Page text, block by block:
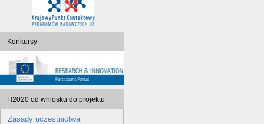
Konkursy
H2020 od wniosku do projektu
Zasady uczestnictwa